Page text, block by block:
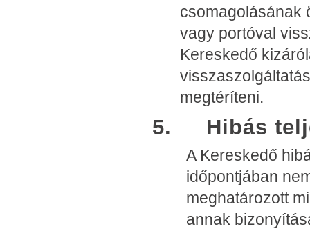
csomagolásának
vagy portóval
Kereskedő
megtéríteni.
5. Hibás
A Kereskedő
időpontjában
meghatározott
annak